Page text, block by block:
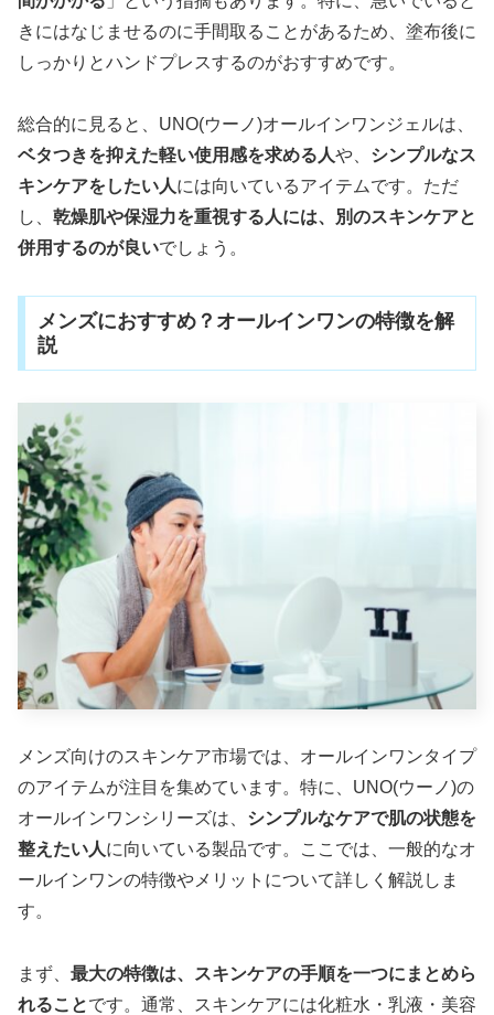
きにはなじませるのに手間取ることがあるため、塗布後に
しっかりとハンドプレスするのがおすすめです。
総合的に見ると、UNO(ウーノ)オールインワンジェルは、
ベタつきを抑えた軽い使用感を求める人や、 シンプルなス
キンケアをしたい人には向いているアイテムです。ただ
し、 乾燥肌や保湿力を重視する人には、別のスキンケアと
併用するのが良いでしょう。
メンズにおすすめ？オールインワンの特徴を解
説
メンズ向けのスキンケア市場では、オールインワンタイプ
のアイテムが注目を集めています。特に、UNO(ウーノ)の
オールインワンシリーズは、 シンプルなケアで肌の状態を
整えたい人に向いている製品です。ここでは、一般的なオ
ールインワンの特徴やメリットについて詳しく解説しま
す。
まず、 最大の特徴は、スキンケアの手順を一つにまとめら
れることです。通常、スキンケアには化粧水・乳液・美容